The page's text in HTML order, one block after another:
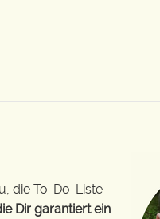
die To-Do-Liste
Dir garantiert ein